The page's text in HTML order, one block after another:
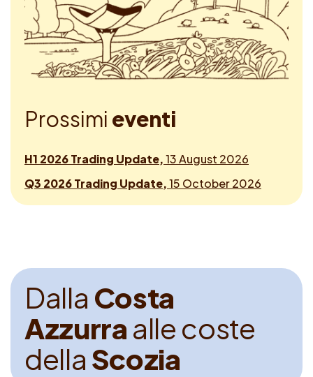
Prossimi eventi
H1 2026 Trading Update,13 August 2026
Q3 2026 Trading Update,15 October 2026
Dalla Costa
Azzurraallecoste
dellaScozia